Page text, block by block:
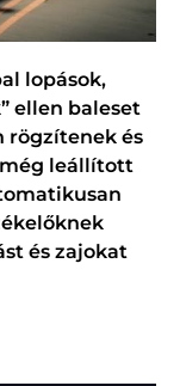
lopások,
ellen baleset
rögzítenek és
leállított
és zajokat